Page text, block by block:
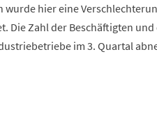
hier eine
Die Zahl der Beschäftigten
im 3. Quartal